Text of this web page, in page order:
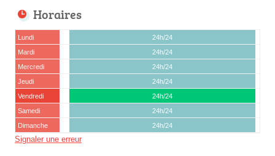
Horaires
Lundi
24h/24
Mardi
24h/24
Mercredi
24h/24
Jeudi
24h/24
Vendredi
24h/24
Samedi
24h/24
Dimanche
24h/24
Signaler une erreur